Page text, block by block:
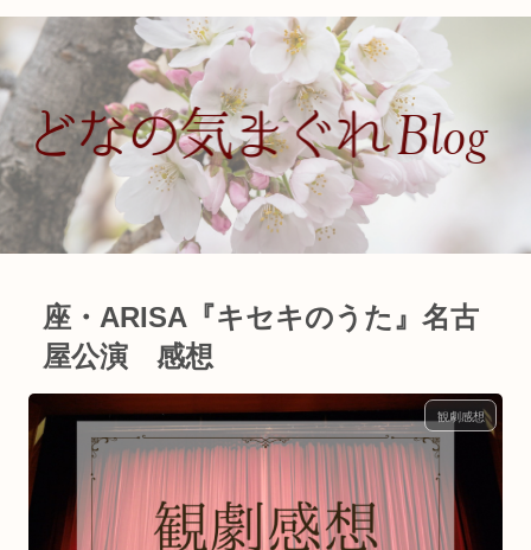
座・ARISA『キセキのうた』名古
屋公演 感想
観劇感想